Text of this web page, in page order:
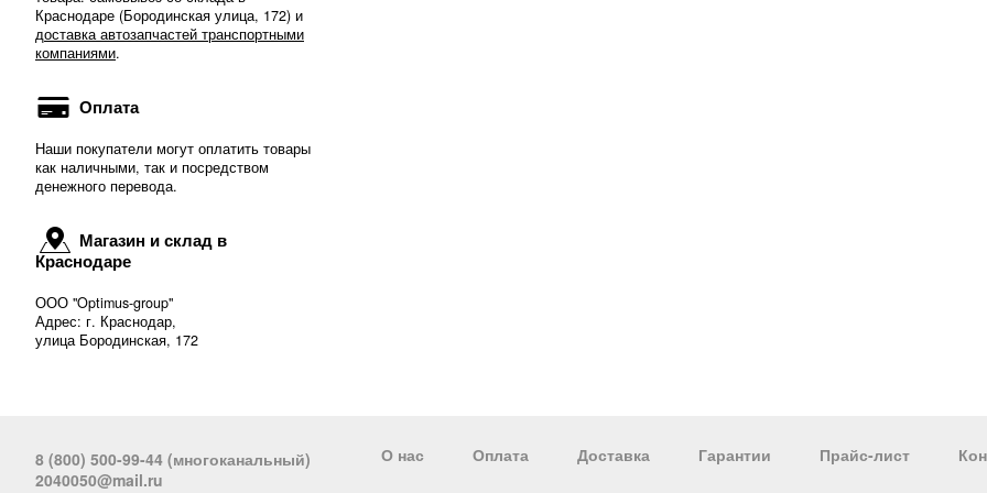
Краснодаре (Бородинская улица, 172) и
доставка автозапчастей транспортными
компаниями.
Оплата
Наши покупатели могут оплатить товары
как наличными, так и посредством
денежного перевода.
Магазин и склад в
Краснодаре
ООО "Optimus-group"
Адрес: г. Краснодар,
улица Бородинская, 172
8 (800) 500-99-44 (многоканальный)
2040050@mail.ru
О нас Оплата Доставка Гарантии Прайс-лист